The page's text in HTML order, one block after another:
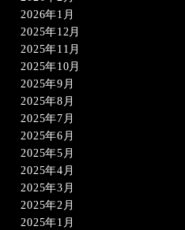
2026年1月
2025年12月
2025年11月
2025年10月
2025年9月
2025年8月
2025年7月
2025年6月
2025年5月
2025年4月
2025年3月
2025年2月
2025年1月